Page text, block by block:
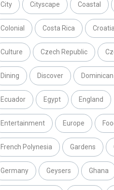
City Cityscape Coastal
Colonial Costa Rica Croatia
Culture Czech Republic
Dining Discover
Ecuador Egypt England
Entertainment Europe
French Polynesia Gardens
Germany Geysers Ghana